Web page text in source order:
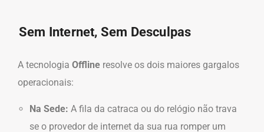
Sem Internet, Sem Desculpas
A tecnologia Offline resolve os dois maiores gargalos
operacionais:
Na Sede: A fila da catraca ou do relógio não trava
se o provedor de internet da sua rua romper um